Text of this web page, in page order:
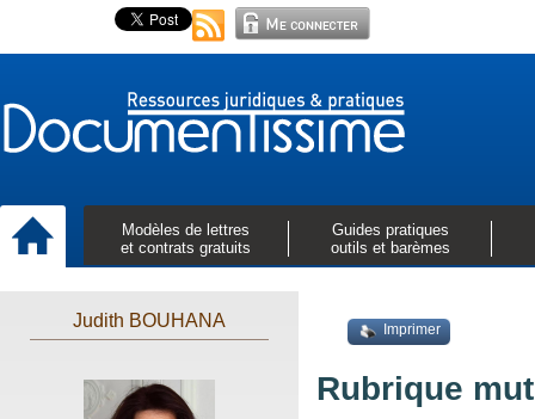
Modèles de lettres
et contrats gratuits
Guides pratiques
outils et barèmes
Judith BOUHANA Imprimer
Rubrique